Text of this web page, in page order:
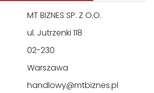
MT BIZNES SP. Z O.O.
ul. Jutrzenki 118
02-230
Warszawa
handlowy@mtbiznes.pl